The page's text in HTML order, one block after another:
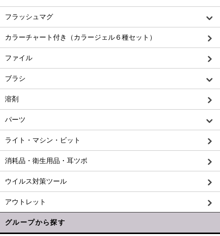
フラッシュマグ
カラーチャート付き（カラージェル６種セット）
ファイル
ブラシ
溶剤
パーツ
ライト・マシン・ビット
消耗品・衛生用品・耳ツボ
ウイルス対策ツール
アウトレット
グループから探す